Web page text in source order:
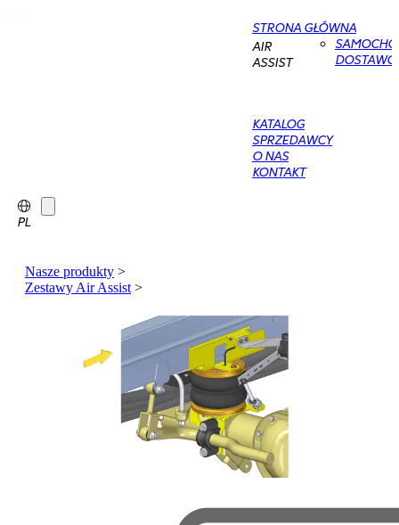
STRONA GŁÓWNA
AIR
ASSIST
KATALOG
SPRZEDAWCY
O NAS
KONTAKT
PL
Nasze produkty >
Zestawy Air Assist >